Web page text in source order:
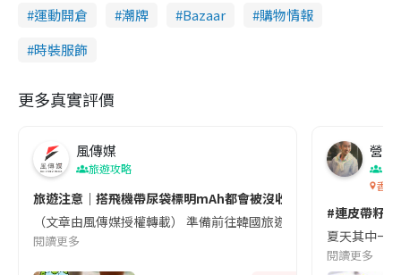
運動開倉 潮牌 Bazaar
購物情報
時裝服飾
更多真實評價
風傳媒
旅遊攻略
旅遊注意｜搭飛機帶尿袋標明mAh都會被沒收😱出發前切記檢查
（文章由風傳媒授權轉載） 準備前往韓國旅遊的民眾，近期要
閱讀更多
營養
香港
#連皮帶籽
夏天其中一
閱讀更多